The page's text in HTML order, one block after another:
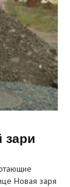
зари
Новая заря